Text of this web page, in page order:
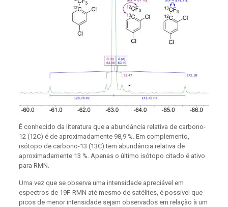
É conhecido da literatura que a abundância relativa de carbono-
12 (12C) é de aproximadamente 98,9 %. Em complemento,
isótopo de carbono-13 (13C) tem abundância relativa de
aproximadamente 13 %. Apenas o último isótopo citado é ativo
para RMN.
Uma vez que se observa uma intensidade apreciável em
espectros de 19F-RMN até mesmo de satélites, é possível que
picos de menor intensidade sejam observados em relação à um